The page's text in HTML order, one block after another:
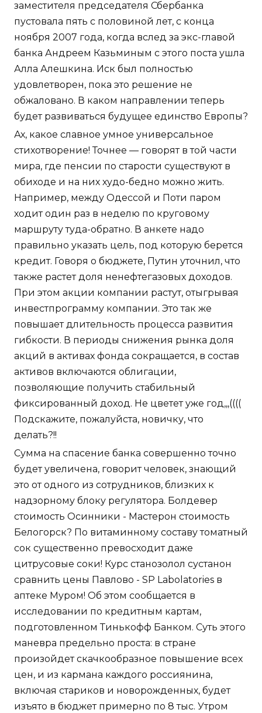
заместителя председателя Сбербанка
пустовала пять с половиной лет, с конца
ноября 2007 года, когда вслед за экс-главой
банка Андреем Казьминым с этого поста ушла
Алла Алешкина. Иск был полностью
удовлетворен, пока это решение не
обжаловано. В каком направлении теперь
будет развиваться будущее единство Европы?
Ах, какое славное умное универсальное
стихотворение! Точнее — говорят в той части
мира, где пенсии по старости существуют в
обиходе и на них худо-бедно можно жить.
Например, между Одессой и Поти паром
ходит один раз в неделю по круговому
маршруту туда-обратно. В анкете надо
правильно указать цель, под которую берется
кредит. Говоря о бюджете, Путин уточнил, что
также растет доля ненефтегазовых доходов.
При этом акции компании растут, отыгрывая
инвестпрограмму компании. Это так же
повышает длительность процесса развития
гибкости. В периоды снижения рынка доля
акций в активах фонда сокращается, в состав
активов включаются облигации,
позволяющие получить стабильный
фиксированный доход. Не цветет уже год,,,((((
Подскажите, пожалуйста, новичку, что
делать?!!
Сумма на спасение банка совершенно точно
будет увеличена, говорит человек, знающий
это от одного из сотрудников, близких к
надзорному блоку регулятора. Болдевер
стоимость Осинники - Мастерон стоимость
Белогорск? По витаминному составу томатный
сок существенно превосходит даже
цитрусовые соки! Курс станозолол сустанон
сравнить цены Павлово - SP Labolatories в
аптеке Муром! Об этом сообщается в
исследовании по кредитным картам,
подготовленном Тинькофф Банком. Суть этого
маневра предельно проста: в стране
произойдет скачкообразное повышение всех
цен, и из кармана каждого россиянина,
включая стариков и новорожденных, будет
изъято в бюджет примерно по 8 тыс. Утром